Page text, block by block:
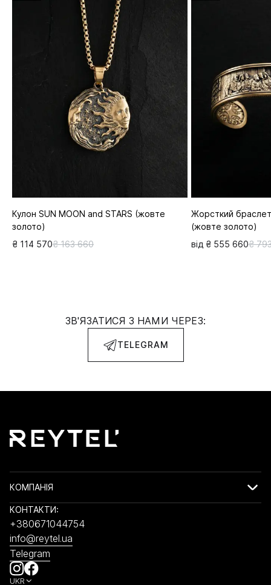
Кулон SUN MOON and STARS (жовте
золото)
₴ 114 570₴ 163 660
Жорсткий браслет
(жовте золото)
від ₴ 555 660₴
ЗВ'ЯЗАТИСЯ З НАМИ ЧЕРЕЗ:
TELEGRAM
КОМПАНІЯ
КОНТАКТИ:
+380671044754
info@reytel.ua
Telegram
UKR